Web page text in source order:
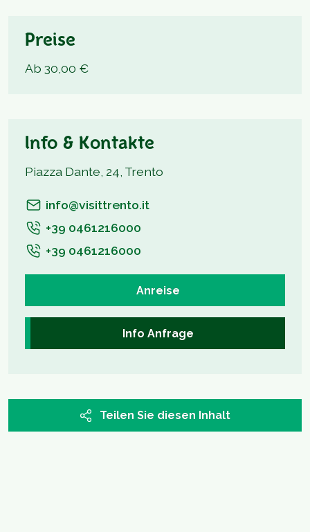
Preise
Ab 30,00 €
Info & Kontakte
Piazza Dante, 24, Trento
info@visittrento.it
+39 0461216000
+39 0461216000
Anreise
Info Anfrage
Teilen Sie diesen Inhalt